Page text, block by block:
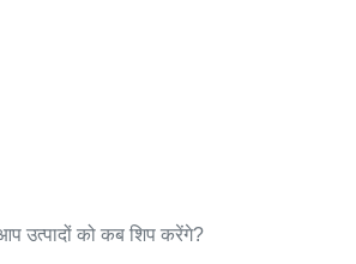
उत्पादों को कब शिप करेंगे?